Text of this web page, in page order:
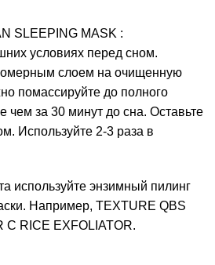
SLEEPING MASK :
условиях перед сном.
слоем на очищенную
помассируйте до полного
чем за 30 минут до сна. Оставьте
Используйте 2-3 раза в
используйте энзимный пилинг
Например, TEXTURE QBS
C RICE EXFOLIATOR.